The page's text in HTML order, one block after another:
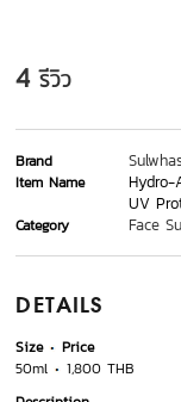
4 รีวิว
Brand
Item Name
UV
Category Face
DETAILS
Size
Price
50ml
1,800 THB